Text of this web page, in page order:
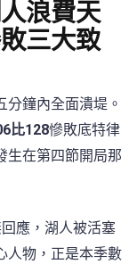
浪費天
三大致
鐘內全面潰堤。
比128慘敗底特律
生在第四節開局那
應，湖人被活塞
人物，正是本季數